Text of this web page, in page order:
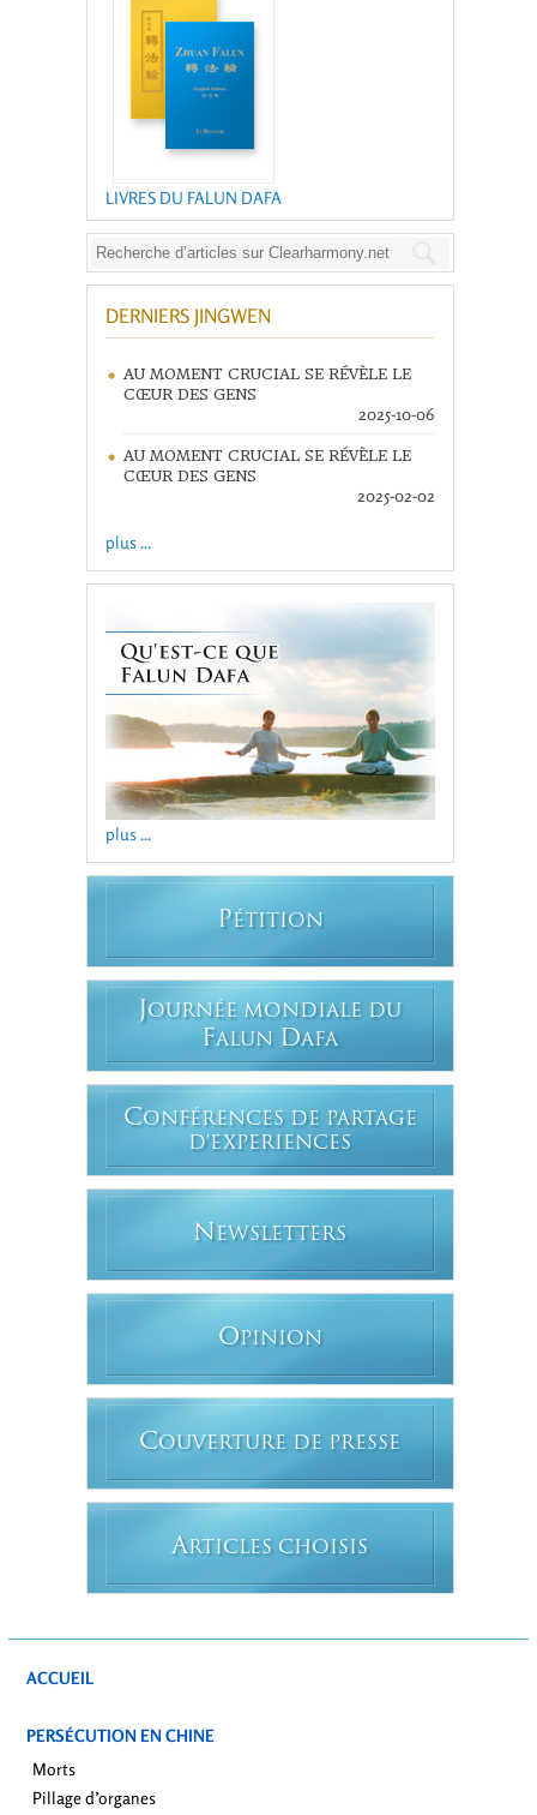
LIVRES DU FALUN DAFA
DERNIERS JINGWEN
AU MOMENT CRUCIAL SE RÉVÈLE LE
CŒUR DES GENS
2025-10-06
AU MOMENT CRUCIAL SE RÉVÈLE LE
CŒUR DES GENS
2025-02-02
plus ...
plus ...
PÉTITION
JOURNÉE MONDIALE DU
FALUN DAFA
CONFÉRENCES DE PARTAGE
D'EXPERIENCES
N EWSLETTERS
OPINION
COUVERTURE DE PRESSE
ARTICLES CHOISIS
ACCUEIL
PERSÉCUTION EN CHINE
Morts
Pillage d’organes